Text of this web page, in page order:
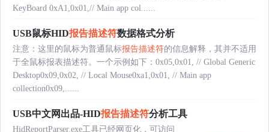
KeyBoard 0xA1,0x01,// Main app col......
USB鼠标HID报告描述符数据格式分析
注意：这里的鼠标为普通鼠标报告描述符的信息解释，其并不适用
于全鼠标报表描述符。一个示例如下：0x05,0x01, // Global Generic
Desktop0x09,0x02, // Local Mouse0xa1,0x01, // Main app
collection0x09,......
USB中文网出品-HID报告描述符分析工具
HidReportParser.exe工具已经网页化，可访问